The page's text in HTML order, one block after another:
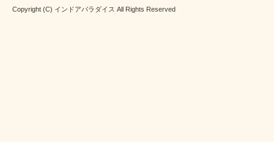
Copyright (C) インドアパラダイス All Rights Reserved